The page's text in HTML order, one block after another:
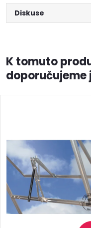
Diskuse
K tomuto